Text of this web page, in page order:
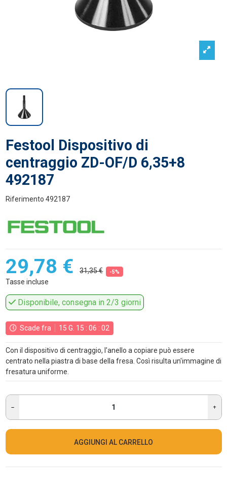
Festool Dispositivo di
centraggio ZD-OF/D 6,35+8
492187
Riferimento 492187
29,78 € 31,35 € -5%
Tasse incluse
Disponibile, consegna in 2/3 giorni
Scade fra 15 G. 15 : 06 : 02
Con il dispositivo di centraggio, l'anello a copiare può essere
centrato nella piastra di base della fresa. Così risulta un'immagine di
fresatura uniforme.
AGGIUNGI AL CARRELLO